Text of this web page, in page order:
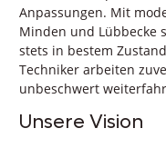
Anpassungen. Mit
Minden und Lübbecke
stets in bestem
Techniker arbeiten
unbeschwert
Unsere Vision